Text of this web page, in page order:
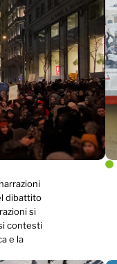
dibattito
si
contesti
e la